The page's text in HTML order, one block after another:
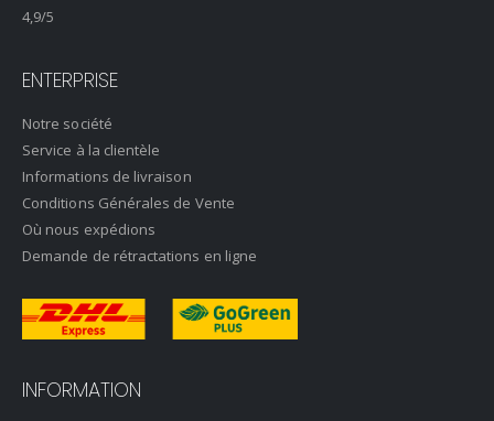
4,9/5
ENTERPRISE
Notre société
Service à la clientèle
Informations de livraison
Conditions Générales de Vente
Où nous expédions
Demande de rétractations en ligne
INFORMATION